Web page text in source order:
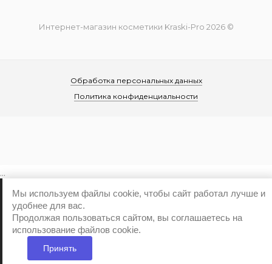
Интернет-магазин косметики Kraski-Pro 2026 ©
Обработка персональных данных
Политика конфиденциальности
...
Мы используем файлы cookie, чтобы сайт работал лучше и
удобнее для вас.
Продолжая пользоваться сайтом, вы соглашаетесь на
использование файлов cookie.
Принять